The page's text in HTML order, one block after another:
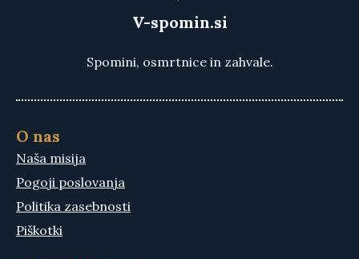
V-spomin.si
Spomini, osmrtnice in zahvale.
O nas
Naša misija
Pogoji poslovanja
Politika zasebnosti
Piškotki